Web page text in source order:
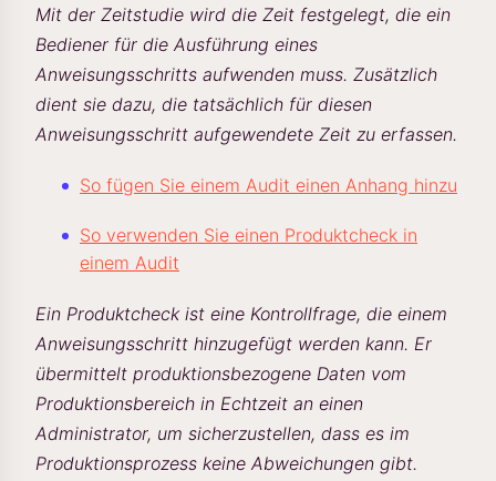
Mit der Zeitstudie wird die Zeit festgelegt, die ein
Bediener für die Ausführung eines
Anweisungsschritts aufwenden muss. Zusätzlich
dient sie dazu, die tatsächlich für diesen
Anweisungsschritt aufgewendete Zeit zu erfassen.
So fügen Sie einem Audit einen Anhang hinzu
So verwenden Sie einen Produktcheck in
einem Audit
Ein Produktcheck ist eine Kontrollfrage, die einem
Anweisungsschritt hinzugefügt werden kann. Er
übermittelt produktionsbezogene Daten vom
Produktionsbereich in Echtzeit an einen
Administrator, um sicherzustellen, dass es im
Produktionsprozess keine Abweichungen gibt.